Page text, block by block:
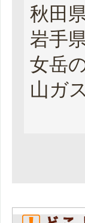
秋田
岩手
女岳
山ガ